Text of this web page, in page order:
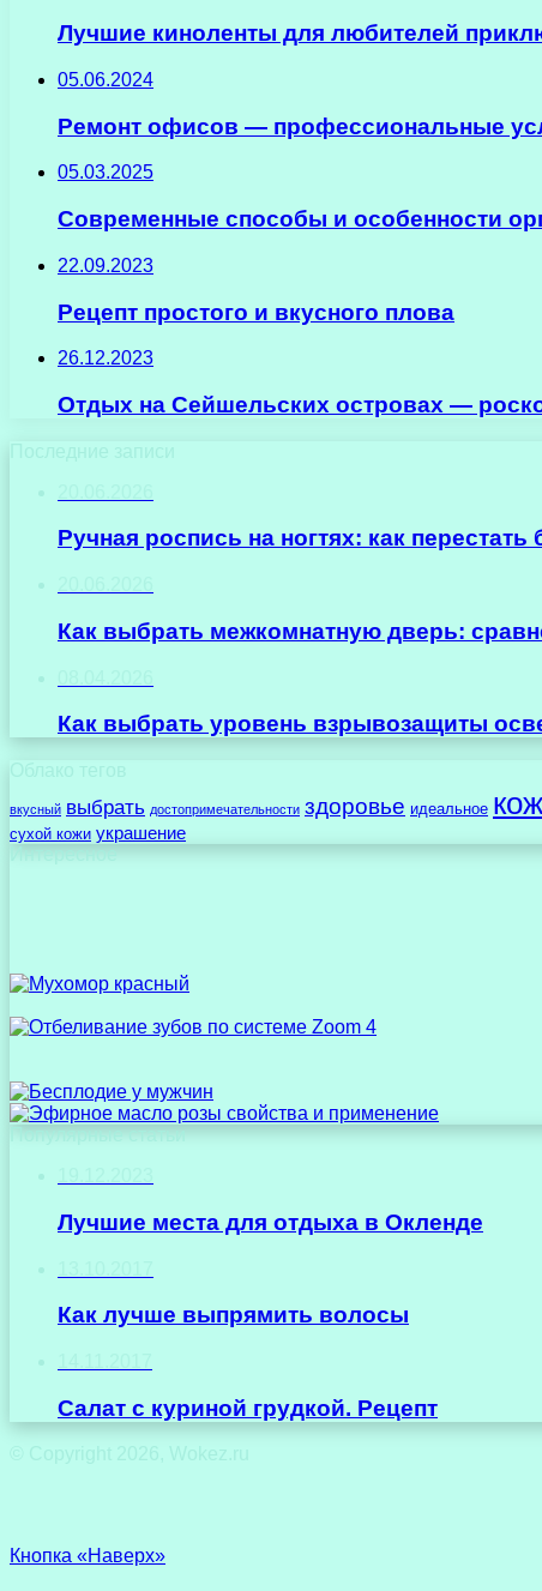
Лучшие киноленты для любителей
05.06.2024
Ремонт офисов — профессиональные
05.03.2025
Современные способы и особенности
22.09.2023
Рецепт простого и вкусного плова
26.12.2023
Отдых на Сейшельских островах —
Последние записи
Ручная роспись на ногтях: как
Как выбрать межкомнатную дверь:
Как выбрать уровень взрывозащиты
Облако тегов
вкусный выбрать достопримечательности здоровье идеальное
сухой кожи украшение
Лучшие места для отдыха в Окленде
Как лучше выпрямить волосы
Салат с куриной грудкой. Рецепт
© Copyright 2026, Wokez.ru
Кнопка «Наверх»